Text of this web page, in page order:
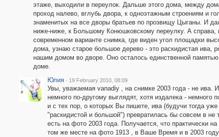
этаже, выходили в переулок. Дальше этого дома, между
проход налево, вглубь двора, к одноэтажным строениям и
знаменитых на все дворы братьев по прозвищу Цыганы. И
ниже-ниже, к Большому Конюшковскому переулку. А справа,
современном варианте снимка, где виден угол площадки
дома, узнаю старое большое дерево - это раскидистая ива,
нашим домом во дворе. Оно осталось единственной
доме.
Юлия · 19 February 2010, 08:09
Увы, уважаемая vanadiy , на снимке 2003 года - не ива.
немного по-другому выглядят, хотя издалека - немного
и с тех пор, о которых Вы пишете, ива (будучи тогда уже
"раскидистой и большой") превратилась бы совсем в не
есть на фото 2003 года. Получается, что практически
том же месте на фото 1913 , в Ваше Время и в 2003